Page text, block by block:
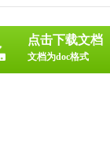
点击下载文档
文档为doc格式